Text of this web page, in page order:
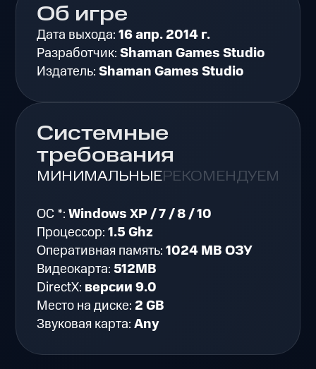
Об игре
Дата выхода:16 апр. 2014 г.
Разработчик:Shaman Games Studio
Издатель:Shaman Games Studio
Системные
требования
МИНИМАЛЬНЫЕРЕКОМЕНДУЕМЫЕ
ОС *:Windows XP / 7 / 8 / 10
Процессор:1.5 Ghz
Оперативная память:1024 MB ОЗУ
Видеокарта:512MB
DirectX: версии 9.0
Место на диске: 2 GB
Звуковая карта:Any